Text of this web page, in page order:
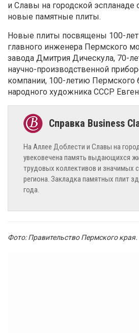
и Славы на городской эспланаде
новые памятные плиты.
Новые плиты посвящены 100-
главного инженера Пермского
завода Дмитрия Дическула, 70-
научно-производственной
компании, 100-летию Пермского
народного художника СССР
На Аллее Доблести и Славы на
увековечена память выдающихся
трудовых коллективов и значимых
региона. Закладка памятных плит
года.
Фото: Правительство Пермского края.